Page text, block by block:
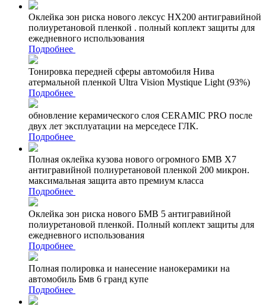
Оклейка зон риска нового лексус НХ200 антигравийной
полиуретановой пленкой . полный коплект защиты для
ежедневного использования
Подробнее
Тонировка передней сферы автомобиля Нива
атермальной пленкой Ultra Vision Mystique Light (93%)
Подробнее
обновление керамического слоя CERAMIC PRO после
двух лет эксплуатации на мерседесе ГЛК.
Подробнее
Полная оклейка кузова нового огромного БМВ Х7
антигравийной полиуретановой пленкой 200 микрон.
максимальная защита авто премиум класса
Подробнее
Оклейка зон риска нового БМВ 5 антигравийной
полиуретановой пленкой. Полный коплект защиты для
ежедневного использования
Подробнее
Полная полировка и нанесение нанокерамики на
автомобиль Бмв 6 гранд купе
Подробнее